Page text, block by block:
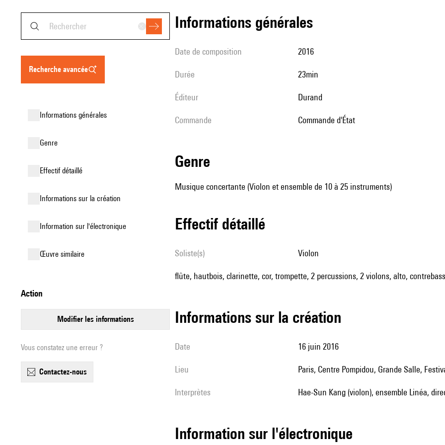
recherche avancée
informations générales
genre
effectif détaillé
informations sur la création
Information sur l'électronique
œuvre similaire
action
modifier les informations
Vous constatez une erreur ?
contactez-nous
informations générales
date de composition 2016
durée 23min
éditeur Durand
Commande Commande d'État
genre
Musique concertante (Violon et ensemble de 10 à 25 instruments)
effectif détaillé
Soliste(s) violon
flûte, hautbois, clarinette, cor, trompette, 2 percussions, 2 violons, alto,
informations sur la création
date 16 juin 2016
lieu Paris, Centre Pompidou, Grande Salle,
interprètes Hae-Sun Kang (violon), ensemble Linéa,
Information sur l'électronique